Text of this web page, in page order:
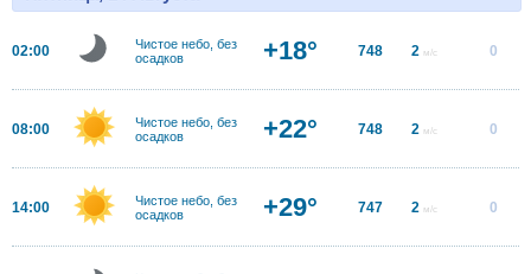
02:00
Чистое небо, без
осадков
+18° 748 2 м/с 0
08:00
Чистое небо, без
осадков
+22° 748 2 м/с 0
14:00
Чистое небо, без
осадков
+29° 747 2 м/с 0